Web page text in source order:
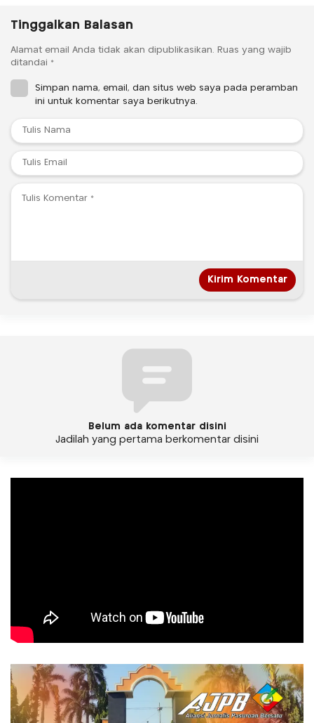
Tinggalkan Balasan
Alamat email Anda tidak akan dipublikasikan. Ruas yang wajib
ditandai *
Simpan nama, email, dan situs web saya pada peramban
ini untuk komentar saya berikutnya.
Belum ada komentar disini
Jadilah yang pertama berkomentar disini